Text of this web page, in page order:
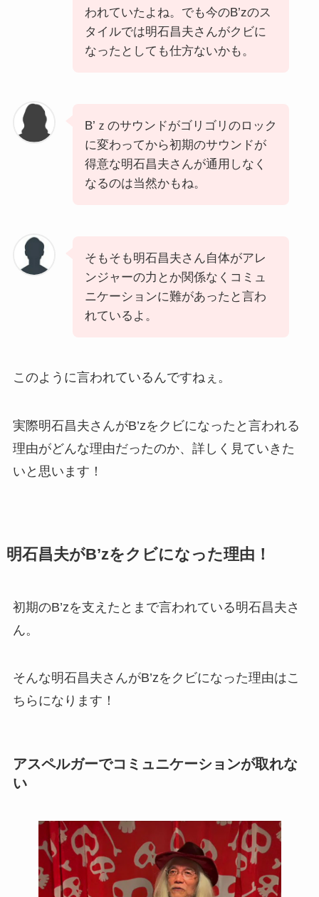
われていたよね。でも今のB’zのス
タイルでは明石昌夫さんがクビに
なったとしても仕方ないかも。
B’ｚのサウンドがゴリゴリのロック
に変わってから初期のサウンドが
得意な明石昌夫さんが通用しなく
なるのは当然かもね。
そもそも明石昌夫さん自体がアレ
ンジャーの力とか関係なくコミュ
ニケーションに難があったと言わ
れているよ。
このように言われているんですねぇ。
実際明石昌夫さんがB’zをクビになったと言われる
理由がどんな理由だったのか、詳しく見ていきた
いと思います！
明石昌夫がB’zをクビになった理由！
初期のB’zを支えたとまで言われている明石昌夫さ
ん。
そんな明石昌夫さんがB’zをクビになった理由はこ
ちらになります！
アスペルガーでコミュニケーションが取れな
い